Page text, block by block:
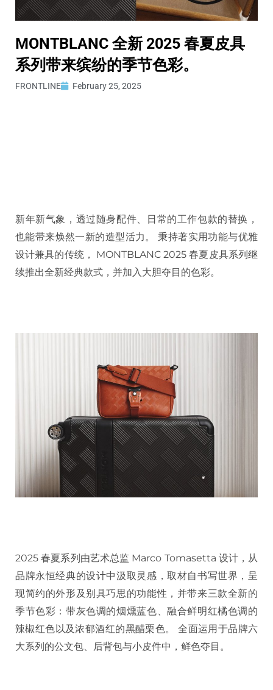
MONTBLANC 全新 2025 春夏皮具
系列带来缤纷的季节色彩。
FRONTLINE February 25, 2025
新年新气象，透过随身配件、日常的工作包款的替换，
也能带来焕然一新的造型活力。 秉持著实用功能与优雅
设计兼具的传统， MONTBLANC 2025 春夏皮具系列继
续推出全新经典款式，并加入大胆夺目的色彩。
2025 春夏系列由艺术总监 Marco Tomasetta 设计，从
品牌永恒经典的设计中汲取灵感，取材自书写世界，呈
现简约的外形及别具巧思的功能性，并带来三款全新的
季节色彩：带灰色调的烟燻蓝色、融合鲜明红橘色调的
辣椒红色以及浓郁酒红的黑醋栗色。 全面运用于品牌六
大系列的公文包、后背包与小皮件中，鲜色夺目。